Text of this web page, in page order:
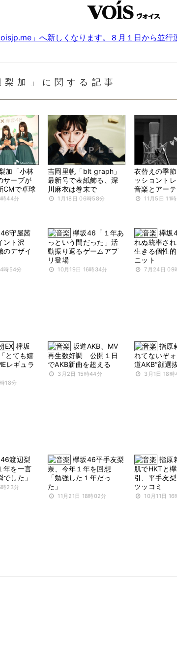
」へ新しくなります。８月１日から並行
梨加」に関する記事
加「小林
サーブが
CMで卓球
44分
吉岡里帆「blt graph」
最新号で表紙飾る、深
川麻衣は巻末で
1月18日 06時58分
衣替えの季
ッショント
音楽とアー
11月5日 11
守屋茜
ント沢
のデザイ
時54分
欅坂46「１年あ
っという間だった」活
動振り返るゲームアプ
リ登場
10月19日 16時34分
欅坂
れぬ統率さ
生きる個性
ニット
7月24日 09
欅坂
とても嬉
レギュラ
18分
坂道AKB、MV
再生数好調 公開１日
でAKB新曲を超える
3月2日 15時44分
指原
れてないぞ
道AKB“顔選
3月1日 18時
渡辺梨
年を一言
した」
23分
欅坂46平手友梨
奈、今年１年を回想
「勉強した１年だっ
た」
11月21日 18時02分
指原
肌でHKTと
引、平手友
ツッコミ
10月11日 16